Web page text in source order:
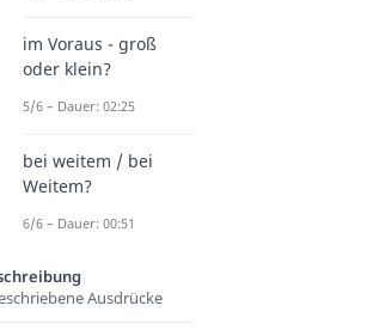
im Voraus - groß
oder klein?
5/6 – Dauer: 02:25
bei weitem / bei
Weitem?
6/6 – Dauer: 00:51
Ausdrücke